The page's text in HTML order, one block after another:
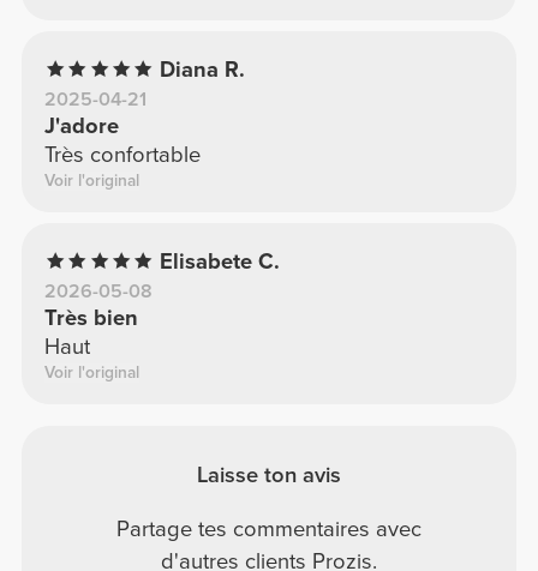
Diana R.
2025-04-21
J'adore
Très confortable
Voir l'original
Elisabete C.
2026-05-08
Très bien
Haut
Voir l'original
Laisse ton avis
Partage tes commentaires avec
d'autres clients Prozis.